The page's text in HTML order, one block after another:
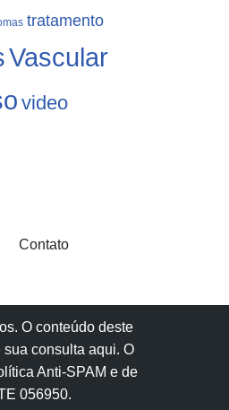
tratamento
Vascular
video
Contato
O conteúdo deste
sua consulta aqui. O
Anti-SPAM e de
056950.